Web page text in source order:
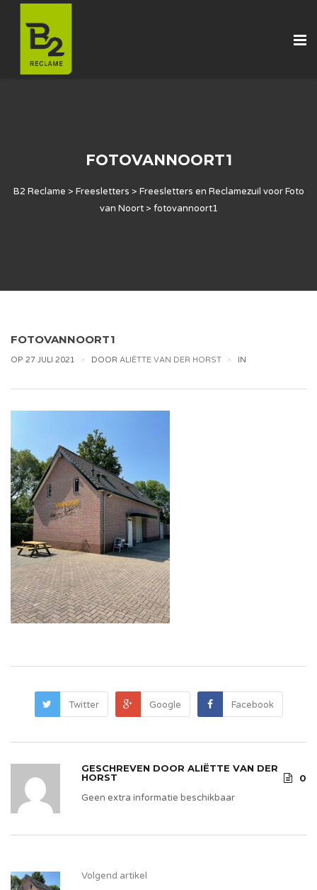
FOTOVANNOORT1
B2 Reclame > Freesletters > Freesletters en Reclamezuil voor Foto
van Noort> fotovannoort1
FOTOVANNOORT1
OP 27 JULI 2021 DOOR ALIËTTE VAN DER HORST IN
Twitter Google Facebook
GESCHREVEN DOOR ALIËTTE VAN DER
HORST
0
Geen extra informatie beschikbaar
Volgend artikel